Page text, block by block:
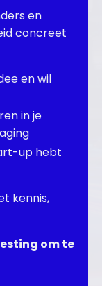
en
concreet
en wil
in je
up hebt
kennis,
om te